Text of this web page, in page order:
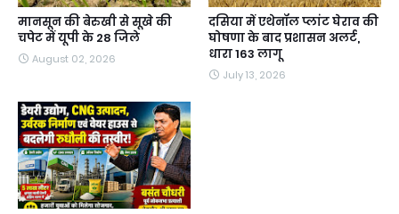
मानसून की बेरुखी से सूखे की
चपेट में यूपी के 28 जिले
August 02, 2026
दसिया में एथेनॉल प्लांट घेराव की
घोषणा के बाद प्रशासन अलर्ट,
धारा 163 लागू
July 13, 2026